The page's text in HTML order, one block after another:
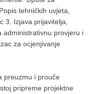
tehničkih uvjeta,
3. Izjava prijavitelja,
administrativnu provjeru i
za ocjenjivanje
preuzmu i prouče
pripreme projektne